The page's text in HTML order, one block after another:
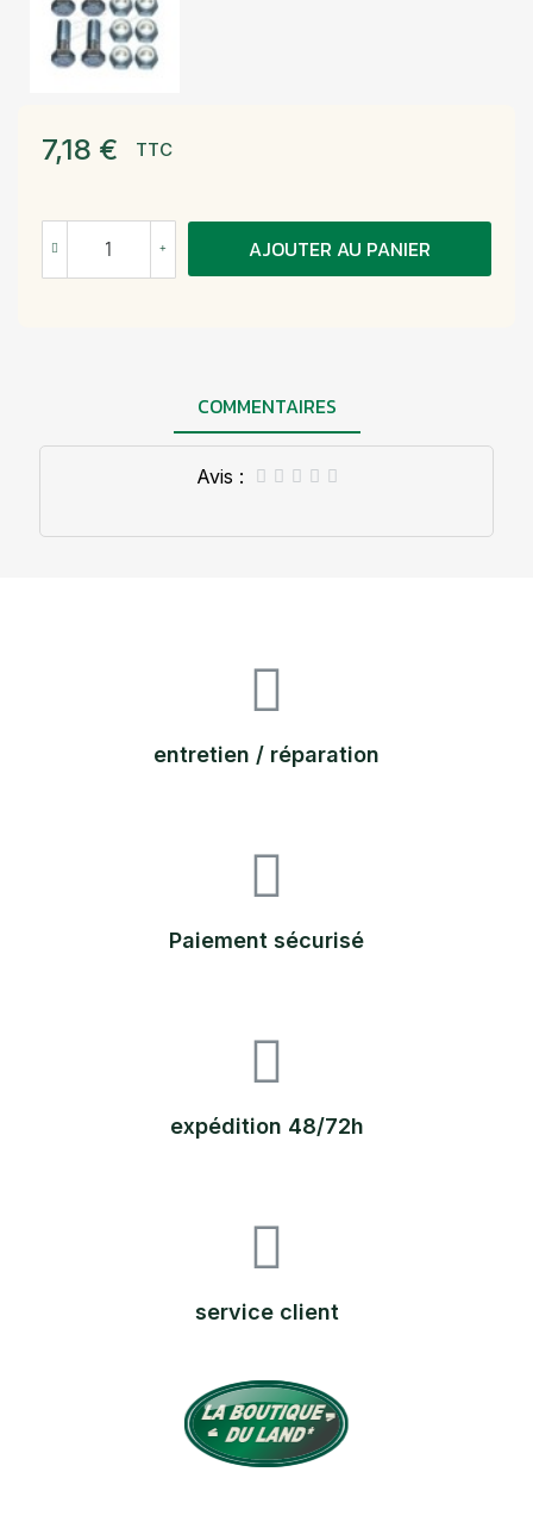
7,18 € TTC
AJOUTER AU PANIER
COMMENTAIRES
Avis :     
entretien / réparation
Paiement sécurisé
expédition 48/72h
service client